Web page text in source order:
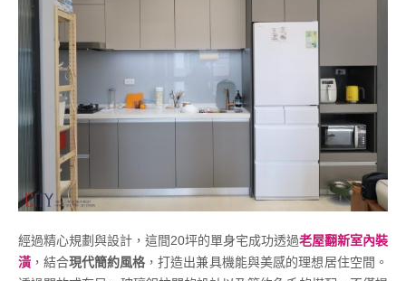
經過精心規劃與設計，這間20坪的單身宅成功透過老屋翻新室內裝
潢 ，結合現代簡約風格 ，打造出兼具機能與美感的理想居住空間。